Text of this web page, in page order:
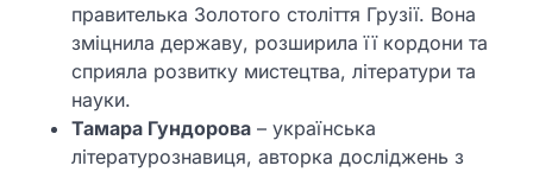
правителька Золотого століття Грузії. Вона
зміцнила державу, розширила її кордони та
сприяла розвитку мистецтва, літератури та
науки.
Тамара Гундорова – українська
літературознавиця, авторка досліджень з